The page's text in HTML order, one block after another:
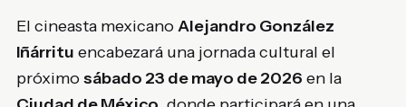
El cineasta mexicanoAlejandro González
Iñárritu encabezará una jornada cultural el
próximosábado 23 de mayo de 2026 en la